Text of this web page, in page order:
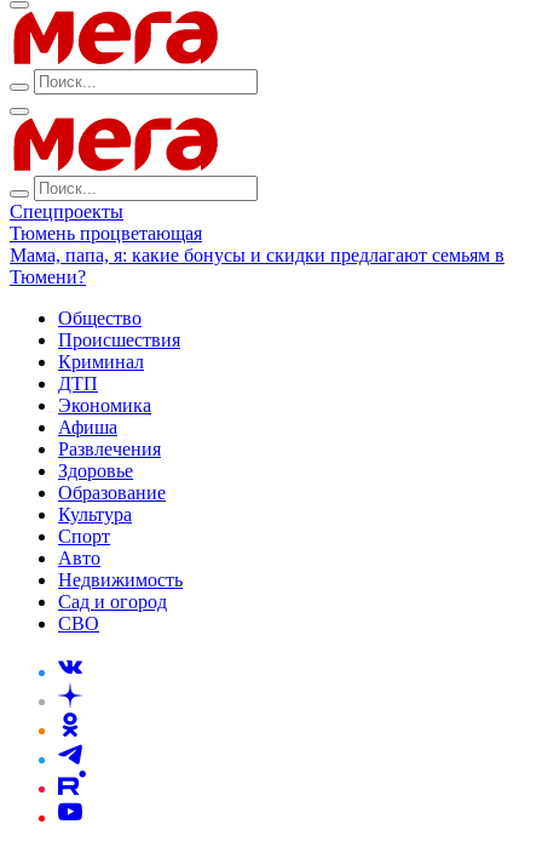
Спецпроекты
Тюмень процветающая
Мама, папа, я: какие бонусы и скидки предлагают семьям в
Тюмени?
Общество
Происшествия
Криминал
ДТП
Экономика
Афиша
Развлечения
Здоровье
Образование
Культура
Спорт
Авто
Недвижимость
Сад и огород
СВО